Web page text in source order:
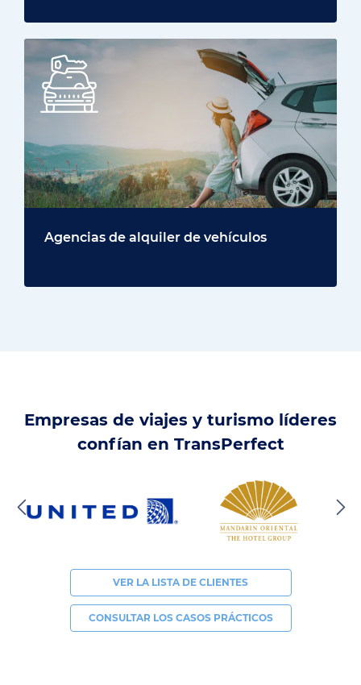
Agencias de alquiler de vehículos
Empresas de viajes y turismo líderes
confían en TransPerfect
VER LA LISTA DE CLIENTES
CONSULTAR LOS CASOS PRÁCTICOS